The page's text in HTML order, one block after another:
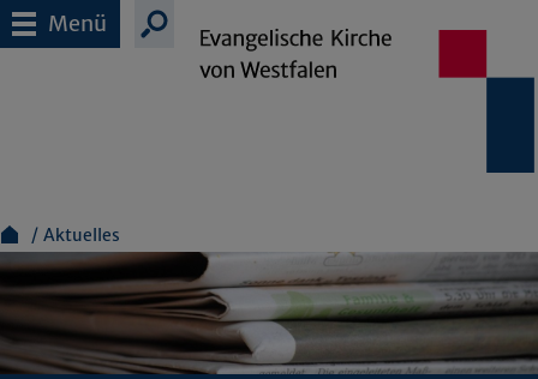
Menü
Aktuelles